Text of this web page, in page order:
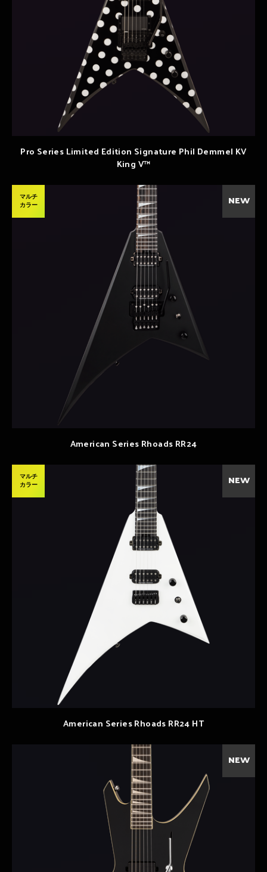
Pro Series Limited Edition Signature Phil Demmel KV
King V™
マルチ
カラー NEW
American Series Rhoads RR24
マルチ
カラー NEW
American Series Rhoads RR24 HT
NEW